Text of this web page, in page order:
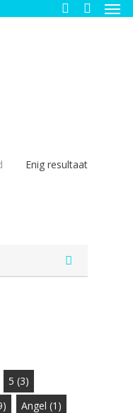
Enig resultaat
5 (3)
Angel (1)